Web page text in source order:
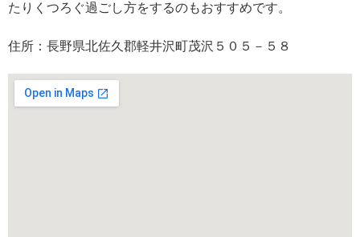
たりくつろぐ過ごし方をするのもおすすめです。
住所：長野県北佐久郡軽井沢町茂沢５０５－５８